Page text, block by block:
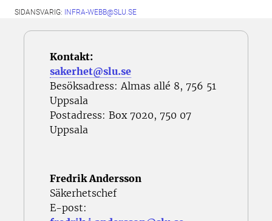
SIDANSVARIG: INFRA-WEBB@SLU.SE
Kontakt:
sakerhet@slu.se
Besöksadress: Almas allé 8, 756 51
Uppsala
Postadress: Box 7020, 750 07
Uppsala
Fredrik Andersson
Säkerhetschef
E-post: